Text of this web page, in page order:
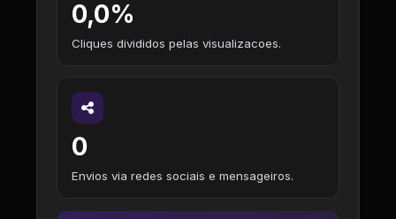
0,0%
Cliques divididos pelas visualizacoes.
0
Envios via redes sociais e mensageiros.